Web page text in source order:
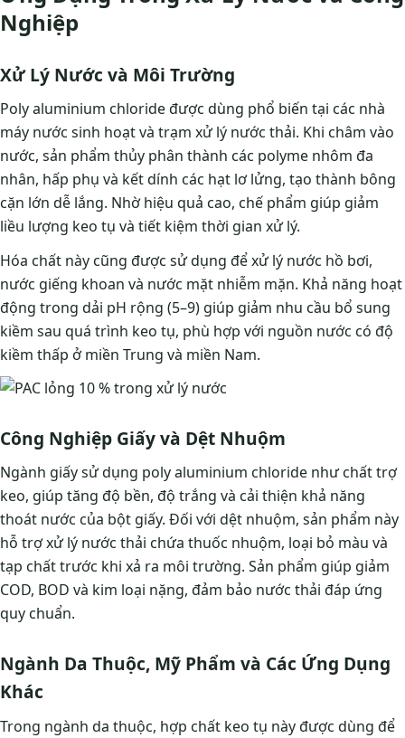
Nghiệp
Xử Lý Nước và Môi Trường
Poly aluminium chloride được dùng phổ biến tại các nhà
máy nước sinh hoạt và trạm xử lý nước thải. Khi châm vào
nước, sản phẩm thủy phân thành các polyme nhôm đa
nhân, hấp phụ và kết dính các hạt lơ lửng, tạo thành bông
cặn lớn dễ lắng. Nhờ hiệu quả cao, chế phẩm giúp giảm
liều lượng keo tụ và tiết kiệm thời gian xử lý.
Hóa chất này cũng được sử dụng để xử lý nước hồ bơi,
nước giếng khoan và nước mặt nhiễm mặn. Khả năng hoạt
động trong dải pH rộng (5–9) giúp giảm nhu cầu bổ sung
kiềm sau quá trình keo tụ, phù hợp với nguồn nước có độ
kiềm thấp ở miền Trung và miền Nam.
Công Nghiệp Giấy và Dệt Nhuộm
Ngành giấy sử dụng poly aluminium chloride như chất trợ
keo, giúp tăng độ bền, độ trắng và cải thiện khả năng
thoát nước của bột giấy. Đối với dệt nhuộm, sản phẩm này
hỗ trợ xử lý nước thải chứa thuốc nhuộm, loại bỏ màu và
tạp chất trước khi xả ra môi trường. Sản phẩm giúp giảm
COD, BOD và kim loại nặng, đảm bảo nước thải đáp ứng
quy chuẩn.
Ngành Da Thuộc, Mỹ Phẩm và Các Ứng Dụng
Khác
Trong ngành da thuộc, hợp chất keo tụ này được dùng để